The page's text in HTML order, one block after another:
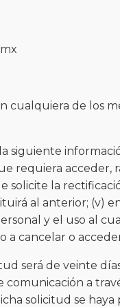
cualquiera de los
siguiente
requiera acceder,
solicite la
al anterior; (v)
y el uso al
a cancelar o
será de veinte
a
solicitud se